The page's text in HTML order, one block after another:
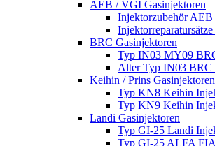
AEB / VGI Gasinjektoren
Injektorzubehör AEB
BRC Gasinjektoren
Typ IN03 MY09
Alter Typ IN03 BRC
Keihin / Prins Gasinjektoren
Typ KN8 Keihin
Typ KN9 Keihin
Landi Gasinjektoren
Typ GI-25 Landi
Typ GI-25 ALFA